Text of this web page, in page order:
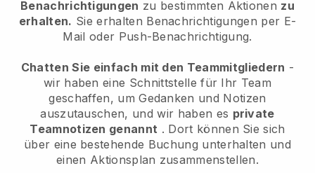
Benachrichtigungen zu bestimmten Aktionen zu
erhalten. Sie erhalten Benachrichtigungen per E-
Mail oder Push-Benachrichtigung.
Chatten Sie einfach mit den Teammitgliedern -
wir haben eine Schnittstelle für Ihr Team
geschaffen, um Gedanken und Notizen
auszutauschen, und wir haben es private
Teamnotizen genannt . Dort können Sie sich
über eine bestehende Buchung unterhalten und
einen Aktionsplan zusammenstellen.